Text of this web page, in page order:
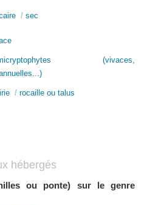
/ sec
(vivaces,
/ rocaille ou talus
hébergés
ou ponte) sur le genre